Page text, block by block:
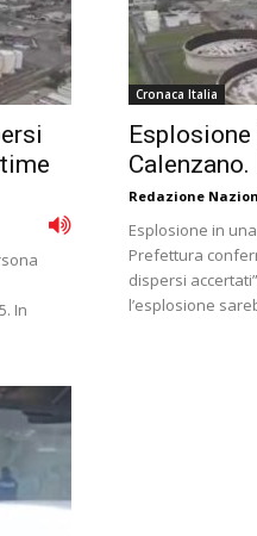
In
Cronaca Italia
Esplosione
Redazione
Esplosione in
Prefettura
dispersi
l’esplosione